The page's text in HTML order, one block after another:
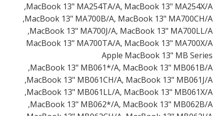
MacBook 13" MA254TA/A, MacBook 13" MA254X/A,
MacBook 13" MA700B/A, MacBook 13" MA700CH/A,
MacBook 13" MA700J/A, MacBook 13" MA700LL/A,
MacBook 13" MA700TA/A, MacBook 13" MA700X/A
Apple MacBook 13" MB Series
MacBook 13" MB061*/A, MacBook 13" MB061B/A,
MacBook 13" MB061CH/A, MacBook 13" MB061J/A,
MacBook 13" MB061LL/A, MacBook 13" MB061X/A,
MacBook 13" MB062*/A, MacBook 13" MB062B/A,